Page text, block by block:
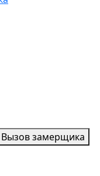
Вызов замерщика